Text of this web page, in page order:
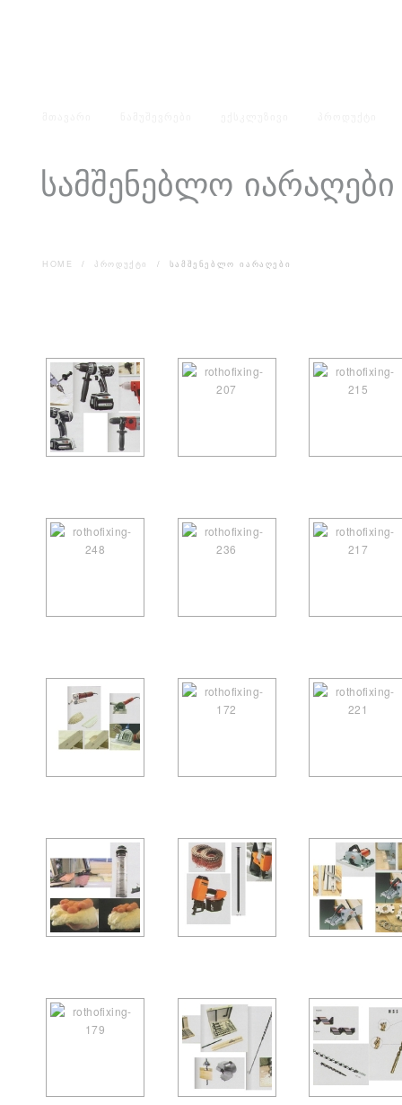
სამშენებლო იარაღები
HOME / ᲞᲠᲝᲓᲣᲥᲢᲘ / ᲡᲐᲛᲨᲔᲜᲔᲑᲚᲝ ᲘᲐᲠᲐᲦᲔᲑᲘ